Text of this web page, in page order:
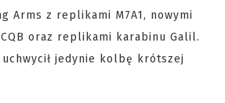
Arms z replikami M7A1, nowymi
oraz replikami karabinu Galil.
jedynie kolbę krótszej